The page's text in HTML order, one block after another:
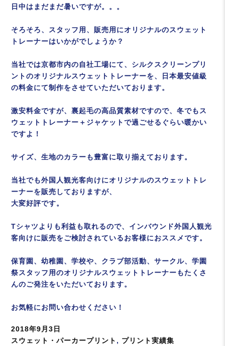
日中はまだまだ暑いですが。。。
そろそろ、スタッフ用、販売用にオリジナルのスウェット
トレーナーはいかがでしょうか？
当社では京都市内の自社工場にて、シルクスクリーンプリ
ントのオリジナルスウェットトレーナーを、日本最安値級
の料金にて制作をさせていただいております。
激安料金ですが、裏起毛の高品質素材ですので、冬でもス
ウェットトレーナー＋ジャケットで過ごせるぐらい暖かい
ですよ！
サイズ、生地のカラーも豊富に取り揃えております。
当社でも外国人観光客向けにオリジナルのスウェットトレ
ーナーを販売しておりますが、
大変好評です。
Tシャツよりも利益も取れるので、インバウンド外国人観光
客向けに販売をご検討されているお客様におススメです。
保育園、幼稚園、学校や、クラブ部活動、サークル、学園
祭スタッフ用のオリジナルスウェットトレーナーもたくさ
んのご発注をいただいております。
お気軽にお問い合わせください！
投
稿
2018年9月3日
カ
スウェット・パーカープリント , プリント実績集